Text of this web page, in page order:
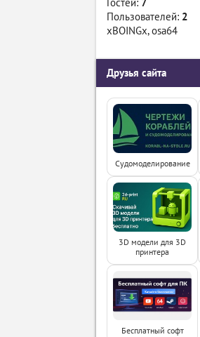
Пользователей: 2
xBOINGx,osa64
Друзья сайта
Судомоделирование
3D модели для 3D
принтера
Бесплатный софт